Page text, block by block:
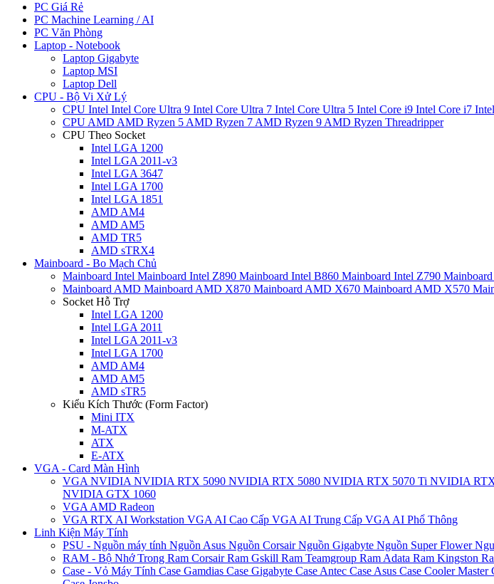
PC Giá Rẻ
PC Machine Learning / AI
PC Văn Phòng
Laptop - Notebook
Laptop Gigabyte
Laptop MSI
Laptop Dell
CPU - Bộ Vi Xử Lý
CPU Intel Intel Core Ultra 9 Intel Core Ultra 7 Intel Core Ultra 5 Intel Core i9 Intel Core i7
CPU AMD AMD Ryzen 5 AMD Ryzen 7 AMD Ryzen 9 AMD Ryzen Threadripper
CPU Theo Socket
Intel LGA 1200
Intel LGA 2011-v3
Intel LGA 3647
Intel LGA 1700
Intel LGA 1851
AMD AM4
AMD AM5
AMD TR5
AMD sTRX4
Mainboard - Bo Mạch Chủ
Mainboard Intel Mainboard Intel Z890 Mainboard Intel B860 Mainboard Intel Z790
Mainboard AMD Mainboard AMD X870 Mainboard AMD X670 Mainboard AMD X570
Socket Hỗ Trợ
Intel LGA 1200
Intel LGA 2011
Intel LGA 2011-v3
Intel LGA 1700
AMD AM4
AMD AM5
AMD sTR5
Kiểu Kích Thước (Form Factor)
Mini ITX
M-ATX
ATX
E-ATX
VGA - Card Màn Hình
VGA NVIDIA NVIDIA RTX 5090 NVIDIA RTX 5080 NVIDIA RTX 5070 Ti NVIDIA
NVIDIA GTX 1060
VGA AMD Radeon
VGA RTX AI Workstation VGA AI Cao Cấp VGA AI Trung Cấp VGA AI Phổ Thông
Linh Kiện Máy Tính
PSU - Nguồn máy tính Nguồn Asus Nguồn CorsairNguồn Gigabyte Nguồn Super Flower
RAM - Bộ Nhớ Trong Ram CorsairRam Gskill Ram Teamgroup Ram Adata Ram Kingston
Case - Vỏ Máy Tính Case Gamdias Case Gigabyte Case Antec Case Asus Case Cooler Master